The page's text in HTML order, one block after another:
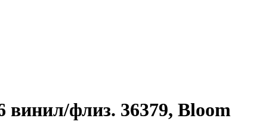
флиз. 36379, Bloom